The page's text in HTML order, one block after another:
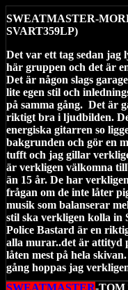
SWEATMASTER-
SVART359LP)
Det var ett tag sedan jag
här gruppen och det är
Det är någon slags
lite egen stil och
på samma gång. Det är
riktigt bra i ljudbilden.
energiska gitarren so
bakgrunden och gör en
tufft och jag gillar
är verkligen välkomna
än 15 år. De har
frågan om de inte låter
musik som balanserar
stil ska verkligen kolla in
Police Bastard är en
alla murar..det är attityd
låten mest på hela
gång hoppas jag
SWEATMASTER-TOM